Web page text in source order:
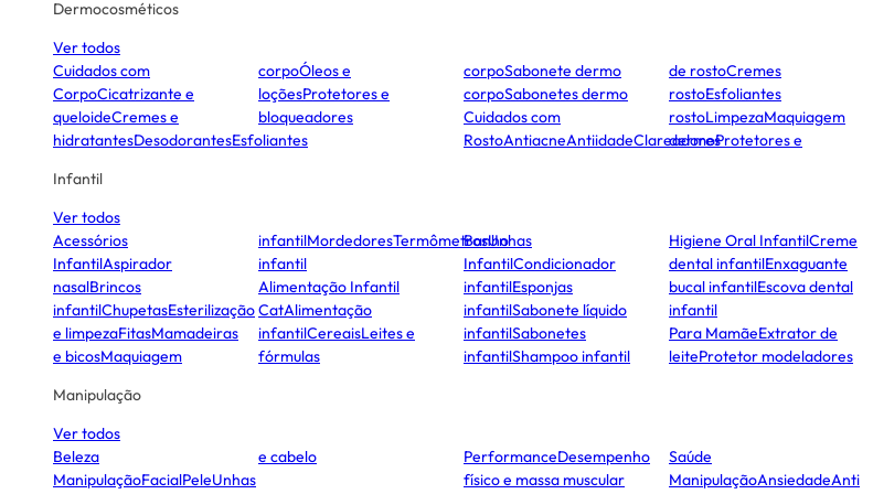
Dermocosméticos
Ver todos
Cuidados com
CorpoCicatrizante e
queloideCremes e
hidratantesDesodorantesEsfoliantes
corpoÓleos e
loçõesProtetores e
bloqueadores
corpoSabonete dermo
corpoSabonetes dermo
Cuidados com
RostoAntiacneAntiidadeClareadores
de rostoCremes
rostoEsfoliantes
rostoLimpezaMaquiagem
dermoProtetores e
Infantil
Ver todos
Acessórios
InfantilAspirador
nasalBrincos
infantilChupetasEsterilização
e limpezaFitasMamadeiras
e bicosMaquiagem
infantilMordedoresTermômetrosUnhas
infantil
Alimentação Infantil
CatAlimentação
infantilCereaisLeites e
fórmulas
Banho
InfantilCondicionador
infantilEsponjas
infantilSabonete líquido
infantilSabonetes
infantilShampoo infantil
Higiene Oral InfantilCreme
dental infantilEnxaguante
bucal infantilEscova dental
infantil
Para MamãeExtrator de
leiteProtetor modeladores
Manipulação
Ver todos
Beleza
ManipulaçãoFacialPeleUnhas
e cabelo PerformanceDesempenho
físico e massa muscular
Saúde
ManipulaçãoAnsiedadeAnti